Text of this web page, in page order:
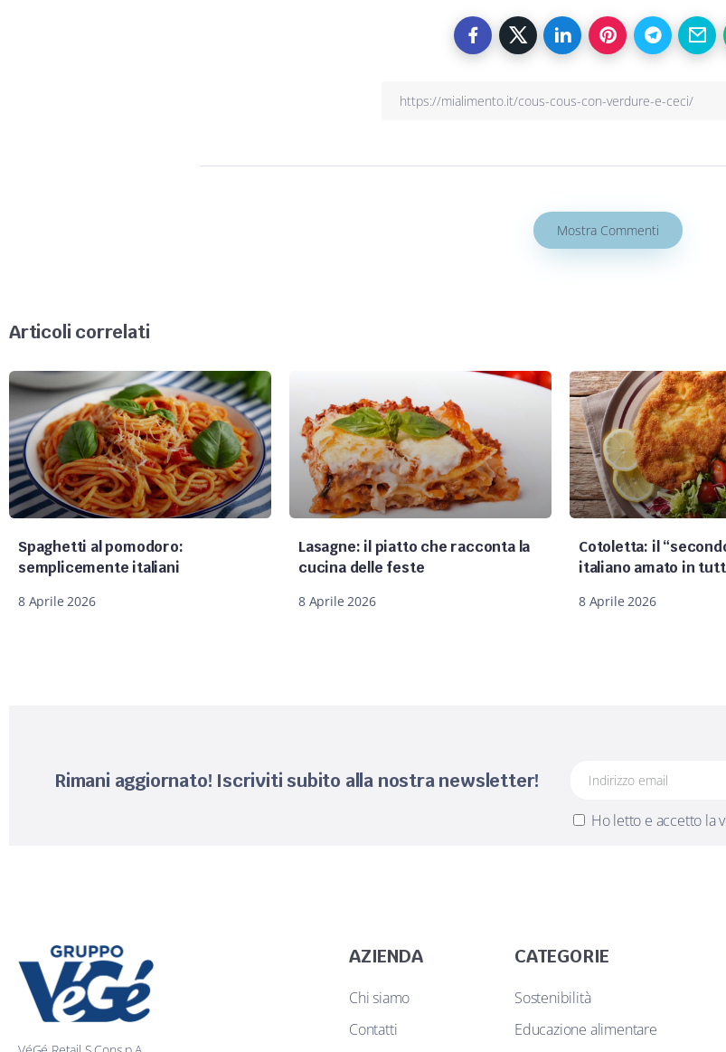
Mostra Commenti
Articoli correlati
Spaghetti al pomodoro:
semplicemente italiani
8 Aprile 2026
Lasagne: il piatto che racconta la
cucina delle feste
8 Aprile 2026
Cotoletta: il
italiano amato in
8 Aprile 2026
Rimani aggiornato! Iscriviti subito alla nostra newsletter!
Ho letto e accetto la
AZIENDA
Chi siamo
Contatti
CATEGORIE
Sostenibilità
Educazione alimentare